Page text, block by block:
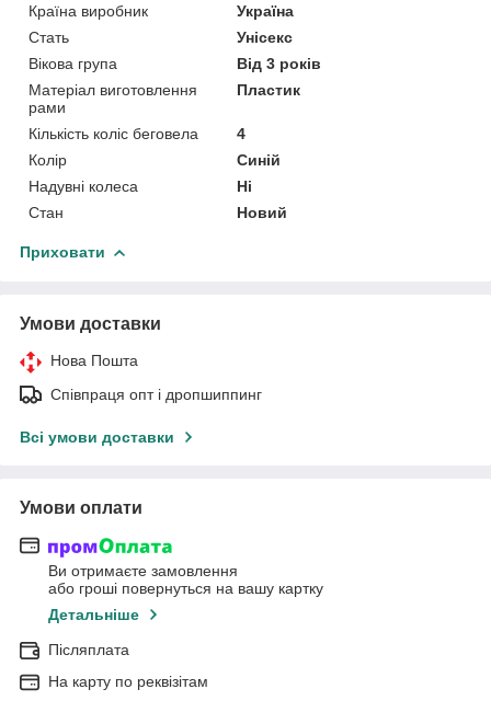
Країна виробник
Україна
Стать
Унісекс
Вікова група
Від 3 років
Матеріал виготовлення
рами
Пластик
Кількість коліс беговела
4
Колір
Синій
Надувні колеса
Ні
Стан
Новий
Приховати
Умови доставки
Нова Пошта
Співпраця опт і дропшиппинг
Всі умови доставки
Умови оплати
Ви отримаєте замовлення
або гроші повернуться на вашу картку
Детальніше
Післяплата
На карту по реквізітам